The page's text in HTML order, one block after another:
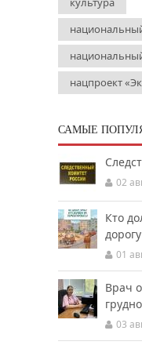
нацпроект
САМЫЕ
02
Кто
01
Врач
03